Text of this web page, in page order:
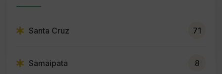
Santa Cruz 71
Samaipata 8